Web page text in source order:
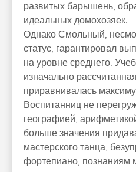
развитых барышень,
идеальных домохозяек.
Однако Смольный,
статус, гарантировал
на уровне среднего.
изначально
приравнивалась
Воспитанниц не
географией,
больше значения
мастерского танца,
фортепиано, познаниям